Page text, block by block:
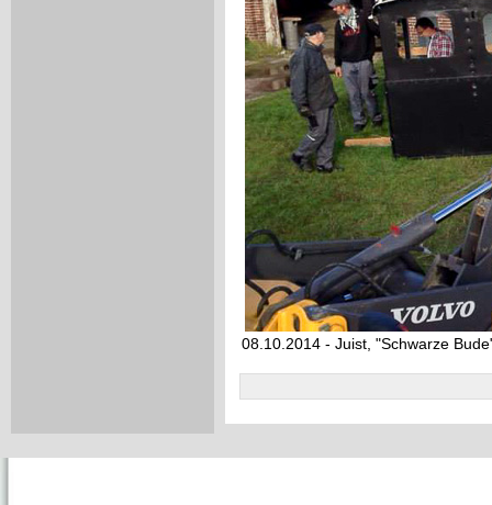
08.10.2014 - Juist, "Schwarze